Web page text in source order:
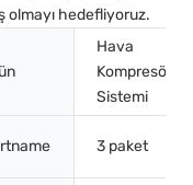
olmayı hedefliyoruz.
Hava
Kompresör
Sistemi
3 paket